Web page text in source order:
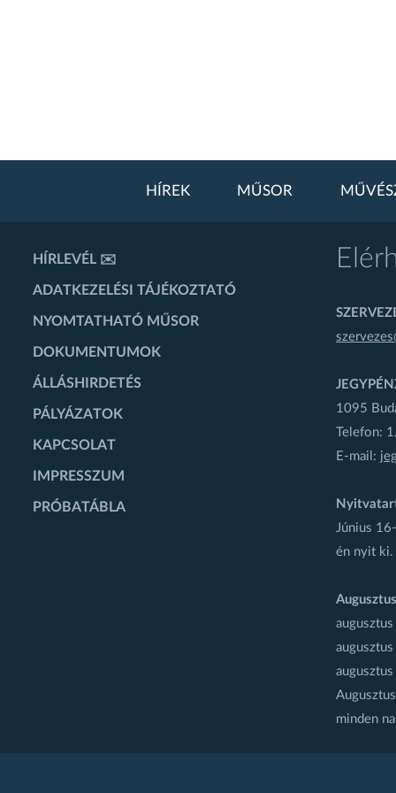
HÍREK MŰSOR
HÍRLEVÉL ✉️
ADATKEZELÉSI TÁJÉKOZTATÓ
NYOMTATHATÓ MŰSOR
DOKUMENTUMOK
ÁLLÁSHIRDETÉS
PÁLYÁZATOK
KAPCSOLAT
IMPRESSZUM
PRÓBATÁBLA
1095
Telefon:
E-mail:
Június
én nyit ki.
minden